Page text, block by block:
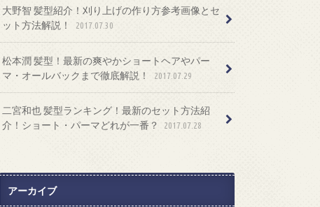
大野智 髪型紹介！刈り上げの作り方参考画像とセ
ット方法解説！
2017.07.30
松本潤 髪型！最新の爽やかショートヘアやパー
マ・オールバックまで徹底解説！
2017.07.29
二宮和也 髪型ランキング！最新のセット方法紹
介！ショート・パーマどれが一番？
2017.07.28
アーカイブ